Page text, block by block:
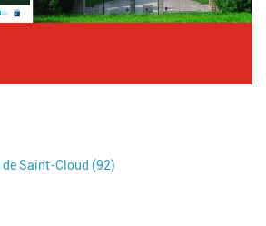
Saint-Cloud (92)